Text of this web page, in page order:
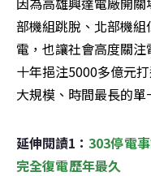
部機組跳脫、北部機
電，也讓社會高度關
十年挹注5000多億元
大規模、時間最長的單
延伸閱讀1： 303停電
完全復電歷年最久